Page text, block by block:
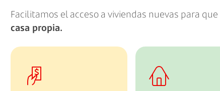
Facilitamos el acceso a viviendas nuevas para que
casa propia.